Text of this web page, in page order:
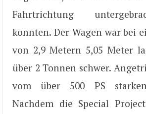
Fahrtrichtung
konnten. Der Wagen war bei
von 2,9 Metern 5,05 Meter
über 2 Tonnen schwer.
vom über 500 PS starken
Nachdem die Special